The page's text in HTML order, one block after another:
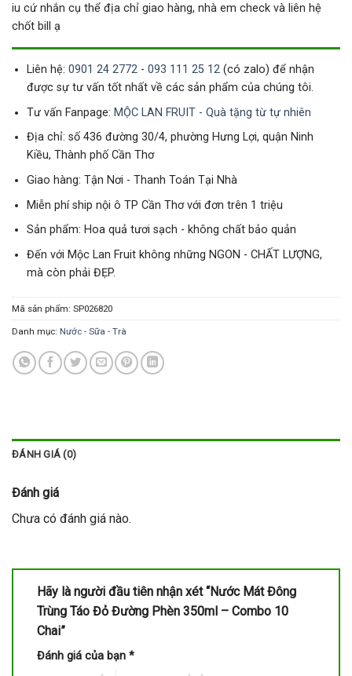
iu cứ nhắn cụ thể địa chỉ giao hàng, nhà em check và liên hệ
chốt bill ạ
Liên hệ: 0901 24 2772- 093 111 25 12(có zalo) để nhận
được sự tư vấn tốt nhất về các sản phẩm của chúng tôi.
Tư vấn Fanpage: MỘC LAN FRUIT - Quà tặng từ tự nhiên
Địa chỉ: số 436 đường 30/4, phường Hưng Lợi, quận Ninh
Kiều, Thành phố Cần Thơ
Giao hàng: Tận Nơi - Thanh Toán Tại Nhà
Miễn phí ship nội ô TP Cần Thơ với đơn trên 1 triệu
Sản phẩm: Hoa quả tươi sạch - không chất bảo quản
Đến với Mộc Lan Fruit không những NGON - CHẤT LƯỢNG,
mà còn phải ĐẸP.
Mã sản phẩm: SP026820
Danh mục: Nước - Sữa - Trà
ĐÁNH GIÁ (0)
Đánh giá
Chưa có đánh giá nào.
Hãy là người đầu tiên nhận xét “Nước Mát Đông
Trùng Táo Đỏ Đường Phèn 350ml – Combo 10
Chai”
Đánh giá của bạn *